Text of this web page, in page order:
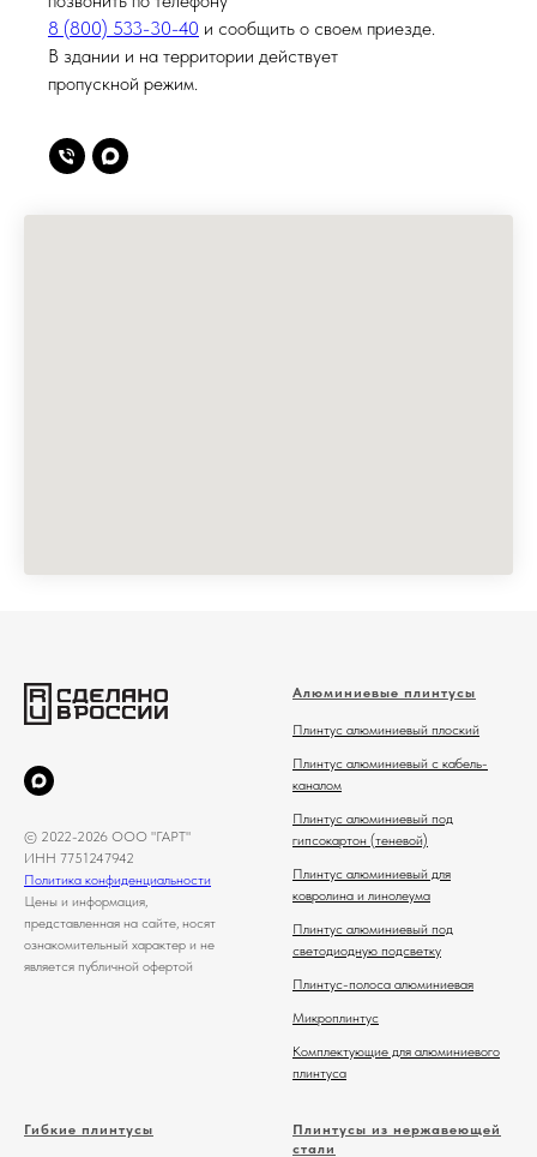
8 (800) 533-30-40 и сообщить о своем приезде.
В здании и на территории действует
пропускной режим.
© 2022-2026 ООО "ГАРТ"
ИНН 7751247942
Политика конфиденциальности
Цены и информация,
представленная на сайте, носят
ознакомительный характер и не
является публичной офертой
Алюминиевые плинтусы
Плинтус алюминиевый плоский
Плинтус алюминиевый с кабель-
каналом
Плинтус алюминиевый под
гипсокартон (теневой)
Плинтус алюминиевый для
ковролина и линолеума
Плинтус алюминиевый под
светодиодную подсветку
Плинтус-полоса алюминиевая
Микроплинтус
Комплектующие для алюминиевого
плинтуса
Гибкие плинтусы
Плинтусы из нержавеющей
стали